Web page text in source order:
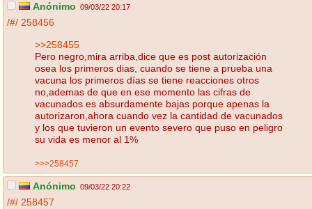
Anónimo 09/03/22 20:17
/#/ 258456
>>258455
Pero negro,mira arriba,dice que es post autorización
osea los primeros dias, cuando se tiene a prueba una
vacuna los primeros días se tiene reacciones otros
no,ademas de que en ese momento las cifras de
vacunados es absurdamente bajas porque apenas la
autorizaron,ahora cuando vez la cantidad de vacunados
y los que tuvieron un evento severo que puso en peligro
su vida es menor al 1%
>>>258457
Anónimo 09/03/22 20:22
/#/ 258457